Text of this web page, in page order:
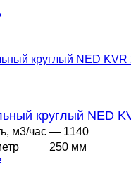
круглый NED
м3/час — 1140
250 мм